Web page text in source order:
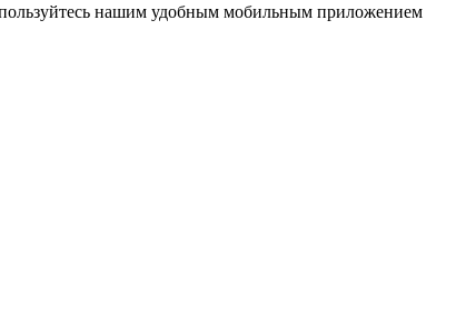
нашим удобным мобильным приложением